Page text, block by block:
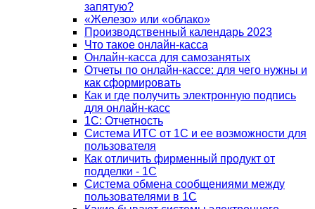
запятую?
«Железо» или «облако»
Производственный календарь 2023
Что такое онлайн-касса
Онлайн-касса для самозанятых
Отчеты по онлайн-кассе: для чего нужны и
как сформировать
Как и где получить электронную подпись
для онлайн-касс
1С: Отчетность
Система ИТС от 1С и ее возможности для
пользователя
Как отличить фирменный продукт от
подделки - 1С
Система обмена сообщениями между
пользователями в 1С